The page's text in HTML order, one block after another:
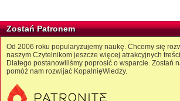
Zostań Patronem
Od 2006 roku popularyzujemy naukę. Chcemy się
naszym Czytelnikom jeszcze więcej atrakcyjnych
Dlatego postanowiliśmy poprosić o wsparcie. Zostań
pomóż nam rozwijać KopalnięWiedzy.